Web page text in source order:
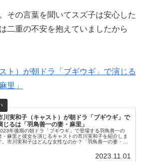
その言葉を聞いてスズ子は安心した
二重の不安を抱えていましたから
ト）が朝ドラ「ブギウギ」で演じる
里」
川実和子（キャスト）が朝ドラ「ブギウギ」で
じるは「羽鳥善一の妻・麻里」
年後期の朝ドラ「ブギウギ」で登場する羽鳥善一の
・麻里と彼女を演じるキャストの市川実和子を紹介しま
。市川実和子はどんな女性なのか？「羽鳥善一の妻・麻
2023.11.01